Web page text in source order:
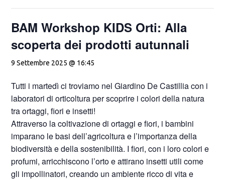
BAM Workshop KIDS Orti: Alla
scoperta dei prodotti autunnali
9 Settembre 2025 @ 16:45
Tutti i martedì ci troviamo nel Giardino De Castillia con i
laboratori di orticoltura per scoprire i colori della natura
tra ortaggi, fiori e insetti!
Attraverso la coltivazione di ortaggi e fiori, i bambini
imparano le basi dell’agricoltura e l’importanza della
biodiversità e della sostenibilità. I fiori, con i loro colori e
profumi, arricchiscono l’orto e attirano insetti utili come
gli impollinatori, creando un ambiente ricco di vita e